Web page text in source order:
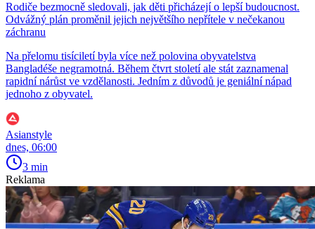
Rodiče bezmocně sledovali, jak děti přicházejí o lepší budoucnost.
Odvážný plán proměnil jejich největšího nepřítele v nečekanou
záchranu
Na přelomu tisíciletí byla více než polovina obyvatelstva
Bangladéše negramotná. Během čtvrt století ale stát zaznamenal
rapidní nárůst ve vzdělanosti. Jedním z důvodů je geniální nápad
jednoho z obyvatel.
Asianstyle
dnes, 06:00
3 min
Reklama